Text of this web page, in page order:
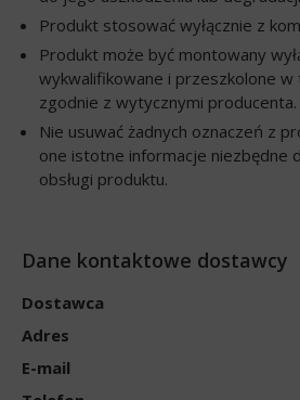
Produkt stosować wyłącznie z
Produkt może być montowany
wykwalifikowane i przeszkolone w
zgodnie z wytycznymi producenta.
Nie usuwać żadnych oznaczeń z
one istotne informacje niezbędne
obsługi produktu.
Dane kontaktowe dostawcy
Dostawca
Adres
E-mail